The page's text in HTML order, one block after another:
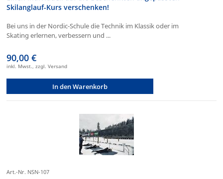
Skilanglauf-Kurs verschenken!
Bei uns in der Nordic-Schule die Technik im Klassik oder im
Skating erlernen, verbessern und ...
90,00 €
inkl. Mwst., zzgl. Versand
In den Warenkorb
Art.-Nr. NSN-107